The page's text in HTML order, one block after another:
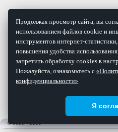
© 2008 - 2026
Продолжая просмотр сайта, вы
использованием файлов cookie и
инструментов интернет-
повышения удобства
запретить обработку cookies в
Пожалуйста, ознакомьтесь с
конфиденциальности»
Я